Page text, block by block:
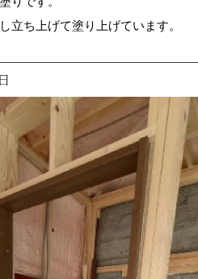
立ち上げて塗り上げています。